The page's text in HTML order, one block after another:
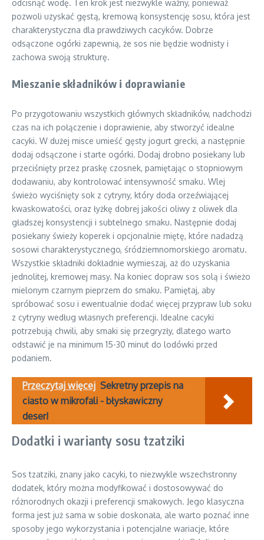
odcisnąć wodę. Ten krok jest niezwykle ważny, ponieważ
pozwoli uzyskać gęstą, kremową konsystencję sosu, która jest
charakterystyczna dla prawdziwych cacyków. Dobrze
odsączone ogórki zapewnią, że sos nie będzie wodnisty i
zachowa swoją strukturę.
Mieszanie składników i doprawianie
Po przygotowaniu wszystkich głównych składników, nadchodzi
czas na ich połączenie i doprawienie, aby stworzyć idealne
cacyki. W dużej misce umieść gęsty jogurt grecki, a następnie
dodaj odsączone i starte ogórki. Dodaj drobno posiekany lub
przeciśnięty przez praskę czosnek, pamiętając o stopniowym
dodawaniu, aby kontrolować intensywność smaku. Wlej
świeżo wyciśnięty sok z cytryny, który doda orzeźwiającej
kwaskowatości, oraz łyżkę dobrej jakości oliwy z oliwek dla
gładszej konsystencji i subtelnego smaku. Następnie dodaj
posiekany świeży koperek i opcjonalnie miętę, które nadadzą
sosowi charakterystycznego, śródziemnomorskiego aromatu.
Wszystkie składniki dokładnie wymieszaj, aż do uzyskania
jednolitej, kremowej masy. Na koniec dopraw sos solą i świeżo
mielonym czarnym pieprzem do smaku. Pamiętaj, aby
spróbować sosu i ewentualnie dodać więcej przypraw lub soku
z cytryny według własnych preferencji. Idealne cacyki
potrzebują chwili, aby smaki się przegryzły, dlatego warto
odstawić je na minimum 15-30 minut do lodówki przed
podaniem.
Przeczytaj więcej Sekretny przepis na
ciasto w mikrofali - błyskawiczny
deser!
Dodatki i warianty sosu tzatziki
Sos tzatziki, znany jako cacyki, to niezwykle wszechstronny
dodatek, który można modyfikować i dostosowywać do
różnorodnych okazji i preferencji smakowych. Jego klasyczna
forma jest już sama w sobie doskonała, ale warto poznać inne
sposoby jego wykorzystania i potencjalne wariacje, które